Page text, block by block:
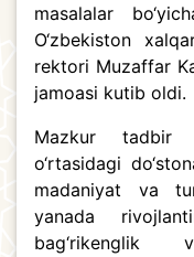
masalalar
O‘zbekiston
rektori Muzaffar
jamoasi kutib oldi.
Mazkur tadbir
o‘rtasidagi
madaniyat va
yanada